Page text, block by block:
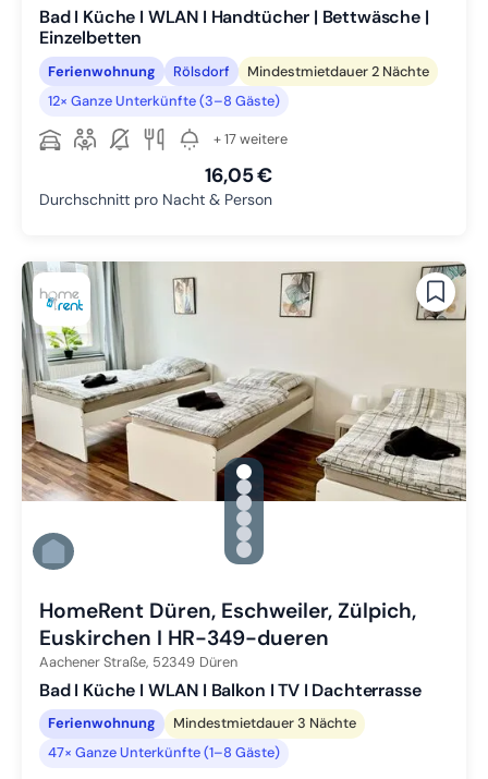
Bad I Küche I WLAN I Handtücher | Bettwäsche |
Einzelbetten
Ferienwohnung Rölsdorf
Mindestmietdauer 2 Nächte
12× Ganze Unterkünfte (3–8 Gäste)
+ 17 weitere
16,05 €
Durchschnitt pro Nacht & Person
gallery.slide_selector
Zu Slide 1 wechseln
Zu Slide 2 wechseln
Zu Slide 3 wechseln
Zu Slide 4 wechseln
Zu Slide 5 wechseln
Zu Slide 6 wechseln
HomeRent Düren, Eschweiler, Zülpich,
Euskirchen I HR-349-dueren
Aachener Straße, 52349 Düren
Bad I Küche I WLAN I Balkon I TV I Dachterrasse
Ferienwohnung
Mindestmietdauer 3 Nächte
47× Ganze Unterkünfte (1–8 Gäste)